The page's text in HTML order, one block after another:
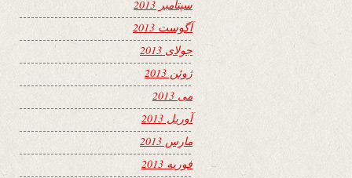
سپتامبر 2013
آگوست 2013
جولای 2013
ژوئن 2013
می 2013
آوریل 2013
مارس 2013
فوریه 2013